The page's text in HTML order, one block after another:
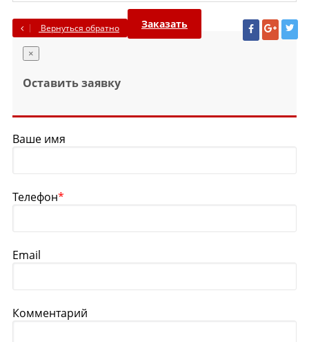
Вернуться обратно Заказать
×
Оставить заявку
Ваше имя
Телефон*
Email
Комментарий